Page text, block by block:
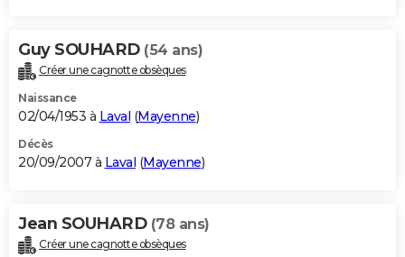
Guy SOUHARD (54 ans)
Créer une cagnotte obsèques
Naissance
02/04/1953 à Laval (Mayenne)
Décès
20/09/2007 à Laval (Mayenne)
Jean SOUHARD (78 ans)
Créer une cagnotte obsèques